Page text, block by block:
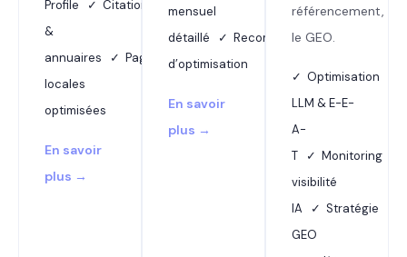
Profile ✓ Citations
&
annuaires ✓ Pages
locales
optimisées
En savoir
plus →
mensuel
détaillé ✓ Recommandations
d’optimisation
En savoir
plus →
référencement,
le GEO.
✓ Optimisation
LLM & E-E-
A-
T ✓ Monitoring
visibilité
IA ✓ Stratégie
GEO